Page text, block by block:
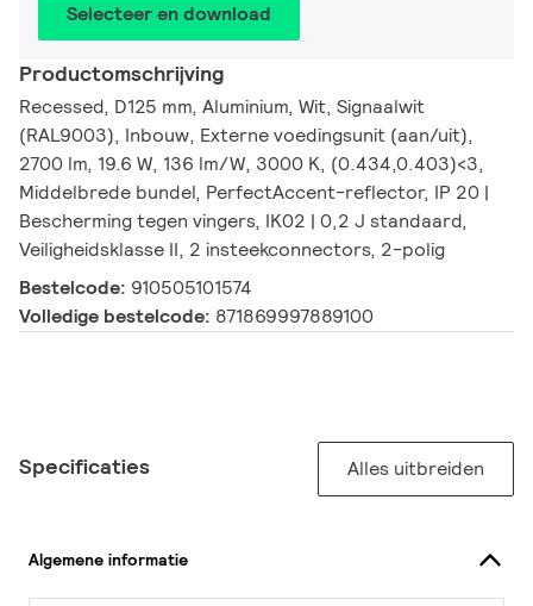
Selecteer en download
Productomschrijving
Recessed, D125 mm, Aluminium, Wit, Signaalwit
(RAL9003), Inbouw, Externe voedingsunit (aan/uit),
2700 lm, 19.6 W, 136 lm/W, 3000 K, (0.434,0.403)<3,
Middelbrede bundel, PerfectAccent-reflector, IP 20 |
Bescherming tegen vingers, IK02 | 0,2 J standaard,
Veiligheidsklasse II, 2 insteekconnectors, 2-polig
Bestelcode: 910505101574
Volledige bestelcode: 871869997889100
Specificaties Alles uitbreiden
Algemene informatie